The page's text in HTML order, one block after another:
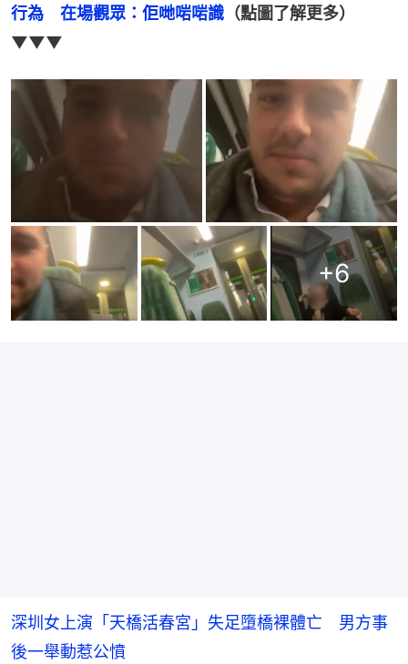
行為　在場觀眾：佢哋啱啱識 （點圖了解更多）
▼▼▼
+6
深圳女上演「天橋活春宮」失足墮橋裸體亡 男方事
後一舉動惹公憤